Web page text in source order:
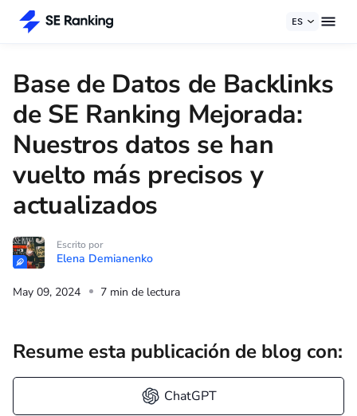
ES
Base de Datos de Backlinks
de SE Ranking Mejorada:
Nuestros datos se han
vuelto más precisos y
actualizados
Escrito por
Elena Demianenko
May 09, 2024 7 min de lectura
Resume esta publicación de blog con:
ChatGPT